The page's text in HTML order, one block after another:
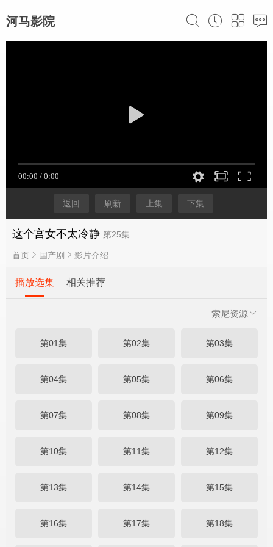
河马影院
返回 刷新 上集 下集
这个宫女不太冷静 第25集
首页 国产剧 影片介绍
播放选集 相关推荐
索尼资源
第01集 第02集 第03集
第04集 第05集 第06集
第07集 第08集 第09集
第10集 第11集 第12集
第13集 第14集 第15集
第16集 第17集 第18集